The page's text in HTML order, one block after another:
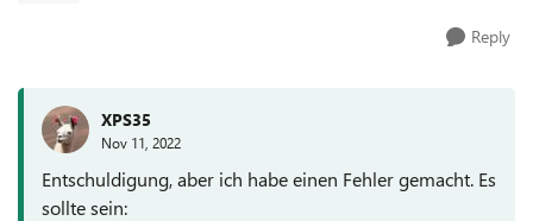
Reply
XPS35
Nov 11, 2022
Entschuldigung, aber ich habe einen Fehler gemacht. Es
sollte sein: